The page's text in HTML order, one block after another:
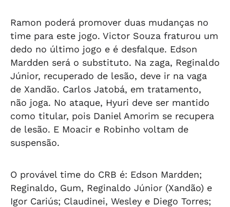
Ramon poderá promover duas mudanças no
time para este jogo. Victor Souza fraturou um
dedo no último jogo e é desfalque. Edson
Mardden será o substituto. Na zaga, Reginaldo
Júnior, recuperado de lesão, deve ir na vaga
de Xandão. Carlos Jatobá, em tratamento,
não joga. No ataque, Hyuri deve ser mantido
como titular, pois Daniel Amorim se recupera
de lesão. E Moacir e Robinho voltam de
suspensão.
O provável time do CRB é: Edson Mardden;
Reginaldo, Gum, Reginaldo Júnior (Xandão) e
Igor Cariús; Claudinei, Wesley e Diego Torres;